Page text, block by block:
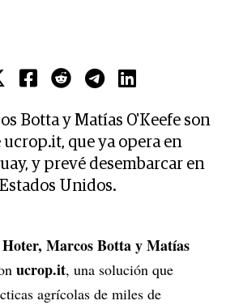
Botta y Matías O'Keefe son
que ya opera en
y prevé desembarcar en
Unidos.
Marcos Botta y Matías
ucrop.it, una solución que
agrícolas de miles de